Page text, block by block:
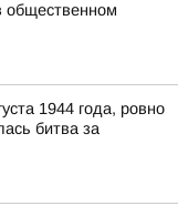
общественном
1944 года, ровно
битва за